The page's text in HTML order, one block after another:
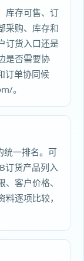
库存可售、订
采购、库存和
订货入口还是
是否需要协
订单协同候
。
统一排名。可
订货产品列入
客户价格、
逐项比较，